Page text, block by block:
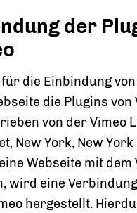
der
die Einbindung
die Plugins von
von der Vimeo
New York, New
Webseite mit dem
wird eine
hergestellt.